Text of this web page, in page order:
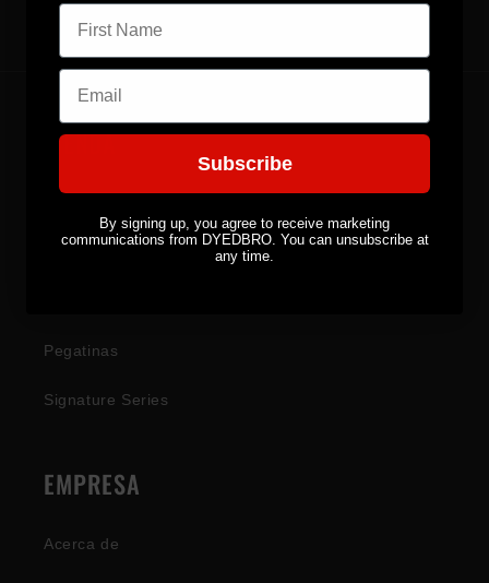
TIENDA
Pegatinas
Signature Series
EMPRESA
Acerca de
First name
Email
Subscribe
By signing up, you agree to receive marketing
communications from DYEDBRO. You can unsubscribe at
any time.